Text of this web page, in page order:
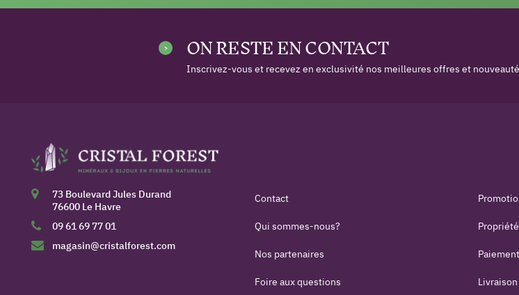
ON RESTE EN CONTACT
Inscrivez-vous et recevez en exclusivité nos meilleures offres et
73 Boulevard Jules Durand
76600 Le Havre
09 61 69 77 01
magasin@cristalforest.com
Contact
Qui sommes-nous?
Nos partenaires
Foire aux questions Livraison